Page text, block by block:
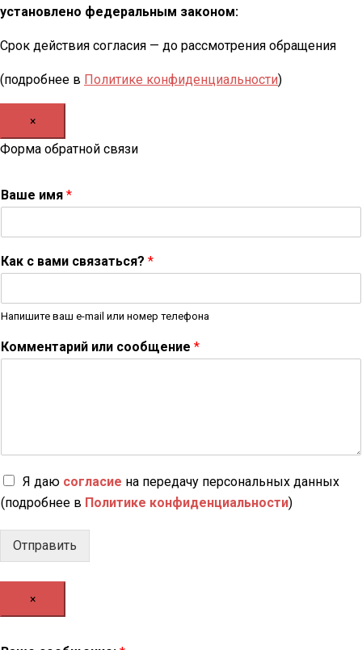
установлено федеральным законом:
Срок действия согласия — до рассмотрения обращения
(подробнее в Политике конфиденциальности)
×
Форма обратной связи
Ваше имя *
Как с вами связаться? *
Напишите ваш e-mail или номер телефона
Комментарий или сообщение *
Я даю согласие на передачу персональных данных
(подробнее в Политике конфиденциальности)
Отправить
×
В